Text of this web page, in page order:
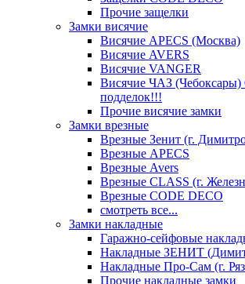
Прочие защелки
Замки висячие
Висячие APECS (Москва)
Висячие AVERS
Висячие VANGER
Висячие ЧАЗ (Чебоксары)
подделок!!!
Прочие висячие замки
Замки врезные
Врезные Зенит (г.
Врезные APECS
Врезные Avers
Врезные CLASS (г.
Врезные CODE DECO
смотреть все...
Замки накладные
Гаражно-сейфовые
Накладные ЗЕНИТ
Накладные Про-Сам (г.
Прочие накладные замки